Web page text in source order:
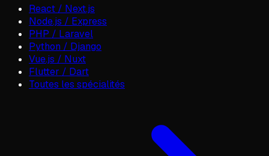
React / Next.js
Node.js / Express
PHP / Laravel
Python / Django
Vue.js / Nuxt
Flutter / Dart
Toutes les spécialités